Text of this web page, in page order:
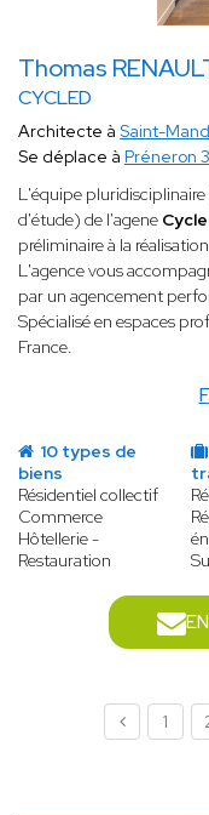
Thomas
CYCLED
Architecte à Saint-
Se déplace à Préneron
​L'équipe
d'étude) de l'agene
préliminaire à la
L'agence vous
par un agencement
Spécialisé en espaces
France.
10 types de
biens
Résidentiel collectif
Commerce
Hôtellerie -
Restauration
1